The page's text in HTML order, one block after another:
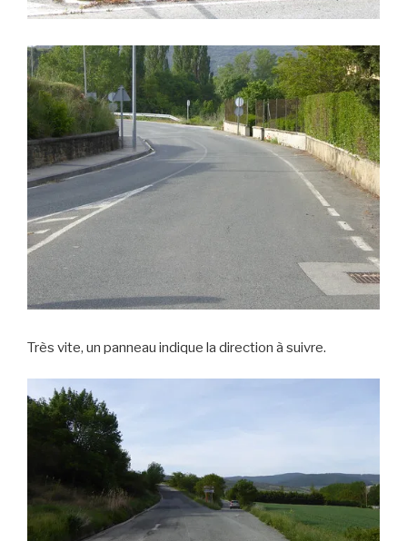
Très vite, un panneau indique la direction à suivre.